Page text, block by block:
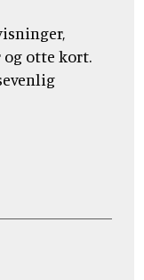
otte kort.